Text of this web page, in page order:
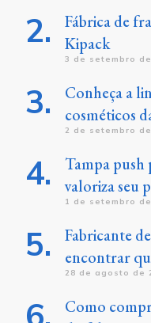
Fábrica de
Kipack
3 de setembro
Conheça a
cosméticos
2 de setembro
Tampa
valoriza seu
1 de setembro
Fabricante
encontrar
28 de agosto de
Como